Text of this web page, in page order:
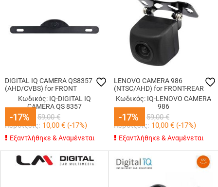
-17%
DIGITAL IQ CAMERA QS8357
(AHD/CVBS) for FRONT
Κωδικός: IQ-DIGITAL IQ
CAMERA QS 8357
49,00€ 59,00 €
Κερδίζεις: 10,00 € (-17%)
-17%
Εξαντλήθηκε & Αναμένεται
-17%
LENOVO CAMERA 986
(NTSC/AHD) for FRONT-REAR
Κωδικός: IQ-LENOVO CAMERA
986
49,00€ 59,00 €
Κερδίζεις: 10,00 € (-17%)
-17%
Εξαντλήθηκε & Αναμένεται